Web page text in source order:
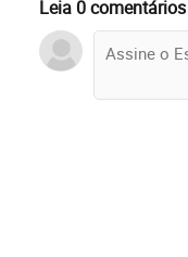
Leia 0 comentários